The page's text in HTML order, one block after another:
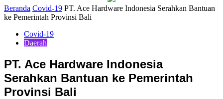
Beranda Covid-19 PT. Ace Hardware Indonesia Serahkan Bantuan
ke Pemerintah Provinsi Bali
Covid-19
Daerah
PT. Ace Hardware Indonesia
Serahkan Bantuan ke Pemerintah
Provinsi Bali